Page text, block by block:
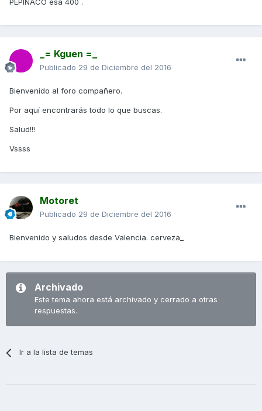
PEPINACO esa 400 .
_= Kguen =_
Publicado 29 de Diciembre del 2016
Bienvenido al foro compañero.
Por aquí encontrarás todo lo que buscas.
Salud!!!
Vssss
Motoret
Publicado 29 de Diciembre del 2016
Bienvenido y saludos desde Valencia. cerveza_
Archivado
Este tema ahora está archivado y cerrado a otras
respuestas.
Ir a la lista de temas